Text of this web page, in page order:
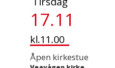
17.11
kl.11.00
Åpen kirkestue